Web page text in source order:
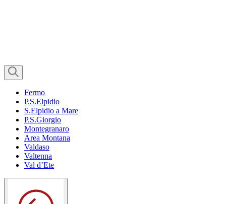
Fermo
P.S.Elpidio
S.Elpidio a Mare
P.S.Giorgio
Montegranaro
Area Montana
Valdaso
Valtenna
Val d’Ete